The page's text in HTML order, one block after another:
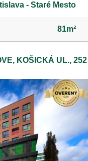
- Staré Mesto
81m²
KOŠICKÁ UL., 252